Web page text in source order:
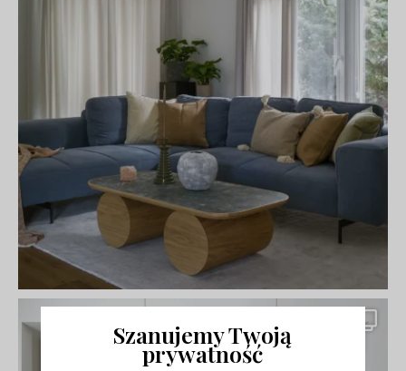
Szanujemy Twoją
prywatność